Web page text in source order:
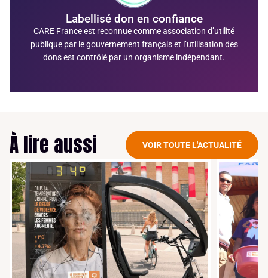
Labellisé don en confiance
CARE France est reconnue comme association d’utilité
publique par le gouvernement françaiset l’utilisation des
dons est contrôlé par un organisme indépendant.
À lire aussi VOIR TOUTE L'ACTUALITÉ